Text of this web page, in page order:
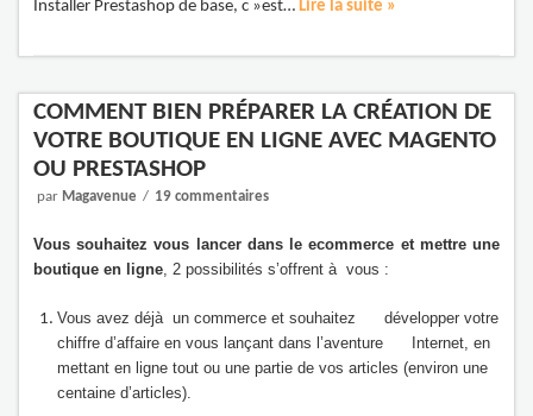
Installer Prestashop de base, c »est… Lire la suite »
COMMENT BIEN PRÉPARER LA CRÉATION DE
VOTRE BOUTIQUE EN LIGNE AVEC MAGENTO
OU PRESTASHOP
par Magavenue 19 commentaires
Vous souhaitez vous lancer dans le ecommerce et mettre une
boutique en ligne , 2 possibilités s’offrent à vous :
Vous avez déjà un commerce et souhaitez développer votre
chiffre d’affaire en vous lançant dans l’aventure Internet, en
mettant en ligne tout ou une partie de vos articles (environ une
centaine d’articles).